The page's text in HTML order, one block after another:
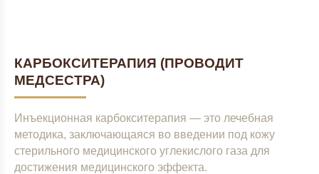
КАРБОКСИТЕРАПИЯ (ПРОВОДИТ
МЕДСЕСТРА)
Инъекционная карбокситерапия — это лечебная
методика, заключающаяся во введении под кожу
стерильного медицинского углекислого газа для
достижения медицинского эффекта.